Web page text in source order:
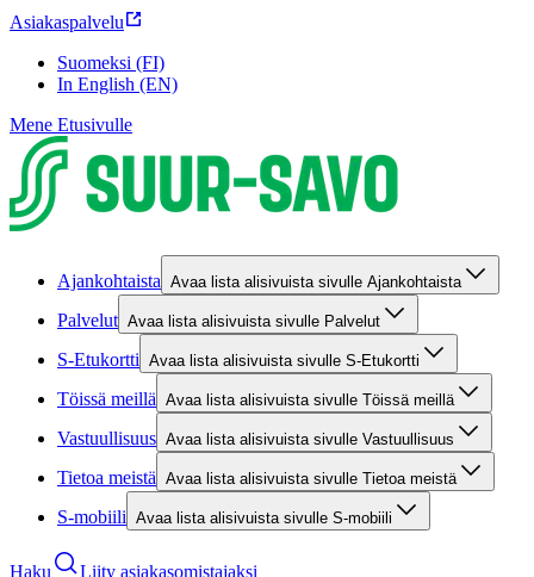
Asiakaspalvelu
Suomeksi (FI)
In English (EN)
Mene Etusivulle
Ajankohtaista Avaa lista alisivuista sivulle Ajankohtaista
Palvelut Avaa lista alisivuista sivulle Palvelut
S-Etukortti Avaa lista alisivuista sivulle S-Etukortti
Töissä meillä Avaa lista alisivuista sivulle Töissä meillä
Vastuullisuus Avaa lista alisivuista sivulle Vastuullisuus
Tietoa meistä Avaa lista alisivuista sivulle Tietoa meistä
S-mobiili Avaa lista alisivuista sivulle S-mobiili
Haku
Liity asiakasomistajaksi